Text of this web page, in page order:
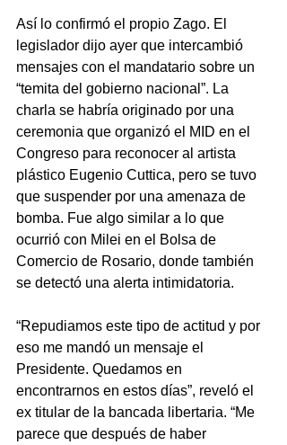
Así lo confirmó el propio Zago. El
legislador dijo ayer que intercambió
mensajes con el mandatario sobre un
“temita del gobierno nacional”. La
charla se habría originado por una
ceremonia que organizó el MID en el
Congreso para reconocer al artista
plástico Eugenio Cuttica, pero se tuvo
que suspender por una amenaza de
bomba. Fue algo similar a lo que
ocurrió con Milei en el Bolsa de
Comercio de Rosario, donde también
se detectó una alerta intimidatoria.
“Repudiamos este tipo de actitud y por
eso me mandó un mensaje el
Presidente. Quedamos en
encontrarnos en estos días”, reveló el
ex titular de la bancada libertaria. “Me
parece que después de haber